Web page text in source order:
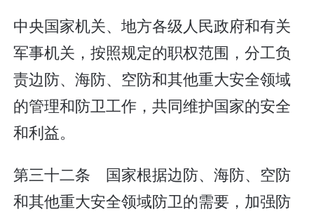
中央国家机关、地方各级人民政府和有关
军事机关，按照规定的职权范围，分工负
责边防、海防、空防和其他重大安全领域
的管理和防卫工作，共同维护国家的安全
和利益。
第三十二条 国家根据边防、海防、空防
和其他重大安全领域防卫的需要，加强防